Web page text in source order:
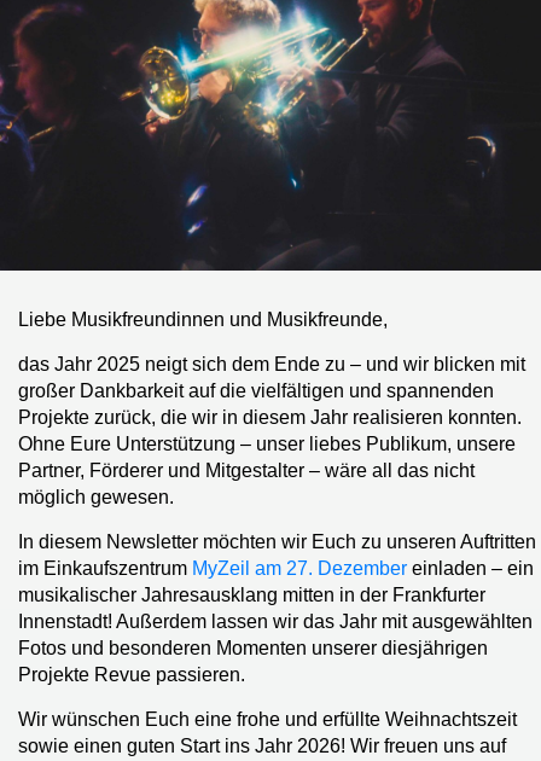
Liebe Musikfreundinnen und Musikfreunde,
das Jahr 2025 neigt sich dem Ende zu – und wir blicken mit
großer Dankbarkeit auf die vielfältigen und spannenden
Projekte zurück, die wir in diesem Jahr realisieren konnten.
Ohne Eure Unterstützung – unser liebes Publikum, unsere
Partner, Förderer und Mitgestalter – wäre all das nicht
möglich gewesen.
In diesem Newsletter möchten wir Euch zu unseren Auftritten
im Einkaufszentrum MyZeil am 27. Dezember einladen – ein
musikalischer Jahresausklang mitten in der Frankfurter
Innenstadt! Außerdem lassen wir das Jahr mit ausgewählten
Fotos und besonderen Momenten unserer diesjährigen
Projekte Revue passieren.
Wir wünschen Euch eine frohe und erfüllte Weihnachtszeit
sowie einen guten Start ins Jahr 2026! Wir freuen uns auf